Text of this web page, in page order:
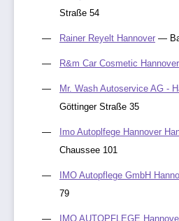
Straße 54
Rainer Reyelt Hannover —
R&m Car Cosmetic Hannover
Mr. Wash Autoservice AG -
Göttinger Straße 35
Imo Autoplfege Hannover
Chaussee 101
IMO Autopflege GmbH
79
IMO AUTOPFLEGE